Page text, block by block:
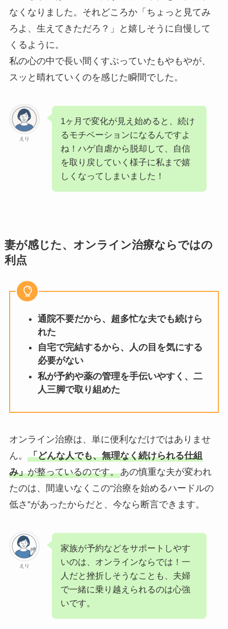
なくなりました。それどころか「ちょっと見てみ
ろよ、生えてきただろ？」と嬉しそうに自慢して
くるように。
私の心の中で長い間くすぶっていたもやもやが、
スッと晴れていくのを感じた瞬間でした。
えり
1ヶ月で変化が見え始めると、続け
るモチベーションになるんですよ
ね！ハゲ自虐から脱却して、自信
を取り戻していく様子に私まで嬉
しくなってしまいました！
妻が感じた、オンライン治療ならではの
利点
通院不要だから、超多忙な夫でも続けら
れた
自宅で完結するから、人の目を気にする
必要がない
私が予約や薬の管理を手伝いやすく、二
人三脚で取り組めた
オンライン治療は、単に便利なだけではありませ
ん。 「どんな人でも、無理なく続けられる仕組
み」が整っているのです。あの慎重な夫が変われ
たのは、間違いなくこの“治療を始めるハードルの
低さ”があったからだと、今なら断言できます。
えり
家族が予約などをサポートしやす
いのは、オンラインならでは！一
人だと挫折しそうなことも、夫婦
で一緒に乗り越えられるのは心強
いです。